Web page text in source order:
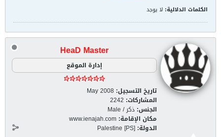
الكلمات الدلالية: لا يوجد
HeaD Master
إدارة الموقع
تاريخ التسجيل: May 2008
المشاركات: 2242
الجنس: ذكر / Male
مكان الإقامة: www.ienajah.com
الدولة: Palestine [PS]